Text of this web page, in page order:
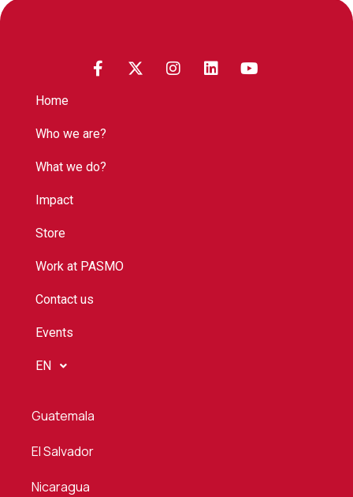
Home
Who we are?
What we do?
Impact
Store
Work at PASMO
Contact us
Events
EN
Guatemala
El Salvador
Nicaragua